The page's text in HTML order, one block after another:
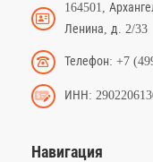
164501,
Ленина, д. 2/33
Телефон: +7
ИНН:
Навигация